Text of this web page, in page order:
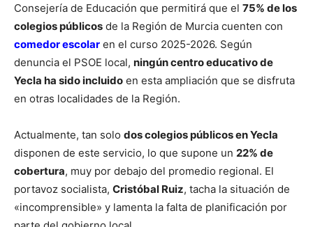
Consejería de Educación que permitirá que el 75% de los
colegios públicos de la Región de Murcia cuenten con
comedor escolar en el curso 2025-2026. Según
denuncia el PSOE local, ningún centro educativo de
Yecla ha sido incluido en esta ampliación que se disfruta
en otras localidades de la Región.
Actualmente, tan solo dos colegios públicos en Yecla
disponen de este servicio, lo que supone un 22% de
cobertura, muy por debajo del promedio regional. El
portavoz socialista, Cristóbal Ruiz, tacha la situación de
«incomprensible» y lamenta la falta de planificación por